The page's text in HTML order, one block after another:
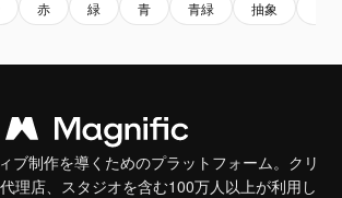
赤 緑 青 青緑 抽象
ブ制作を導くためのプラットフォーム。クリ
理店、スタジオを含む100万人以上が利用し